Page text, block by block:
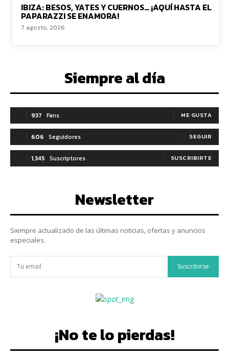
IBIZA: BESOS, YATES Y CUERNOS… ¡AQUÍ HASTA EL
PAPARAZZI SE ENAMORA!
7 agosto, 2026
Siempre al día
937 Fans ME GUSTA
606 Seguidores SEGUIR
1,345 Suscriptores SUSCRIBIRTE
Newsletter
Siempre actualizado de las últimas noticias, ofertas y anuncios
especiales.
Suscribirse
¡No te lo pierdas!